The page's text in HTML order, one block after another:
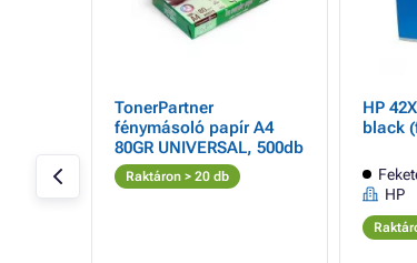
TonerPartner
fénymásoló papír A4
80GR UNIVERSAL, 500db
Raktáron > 20 db
HP
black
HP